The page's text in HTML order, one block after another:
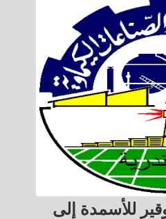
للأسمدة إلى